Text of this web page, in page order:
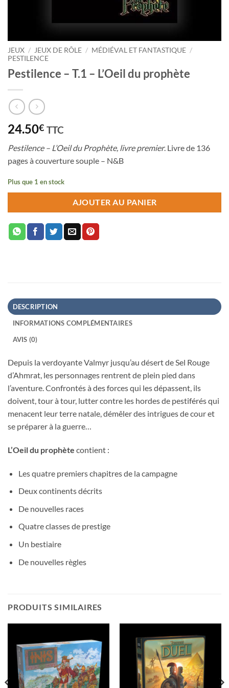
JEUX / JEUX DE RÔLE / MÉDIÉVAL ET FANTASTIQUE /
PESTILENCE
Pestilence – T.1 – L’Oeil du prophète
24.50€ TTC
Pestilence – L’Oeil du Prophète, livre premier. Livre de 136
pages à couverture souple – N&B
Plus que 1 en stock
AJOUTER AU PANIER
DESCRIPTION
INFORMATIONS COMPLÉMENTAIRES
AVIS (0)
Depuis la verdoyante Valmyr jusqu’au désert de Sel Rouge
d’Ahmrat, les personnages rentrent de plein pied dans
l’aventure. Confrontés à des forces qui les dépassent, ils
doivent, tour à tour, lutter contre les hordes de pestiférés qui
menacent leur terre natale, démêler des intrigues de cour et
se préparer à la guerre…
L’Oeil du prophète contient :
Les quatre premiers chapitres de la campagne
Deux continents décrits
De nouvelles races
Quatre classes de prestige
Un bestiaire
De nouvelles règles
PRODUITS SIMILAIRES